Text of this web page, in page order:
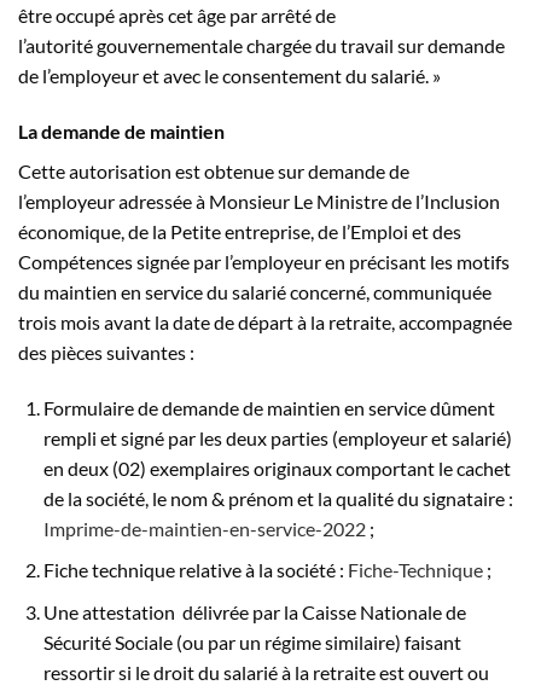
être occupé après cet âge par arrêté de
l’autorité gouvernementale chargée du travail sur demande
de l’employeur et avec le consentement du salarié. »
La demande de maintien
Cette autorisation est obtenue sur demande de
l’employeur adressée à Monsieur Le Ministre de l’Inclusion
économique, de la Petite entreprise, de l’Emploi et des
Compétences signée par l’employeur en précisant les motifs
du maintien en service du salarié concerné, communiquée
trois mois avant la date de départ à la retraite, accompagnée
des pièces suivantes :
Formulaire de demande de maintien en service dûment
rempli et signé par les deux parties (employeur et salarié)
en deux (02) exemplaires originaux comportant le cachet
de la société, le nom & prénom et la qualité du signataire :
Imprime-de-maintien-en-service-2022;
Fiche technique relative à la société : Fiche-Technique;
Une attestation délivrée par la Caisse Nationale de
Sécurité Sociale (ou par un régime similaire) faisant
ressortir si le droit du salarié à la retraite est ouvert ou